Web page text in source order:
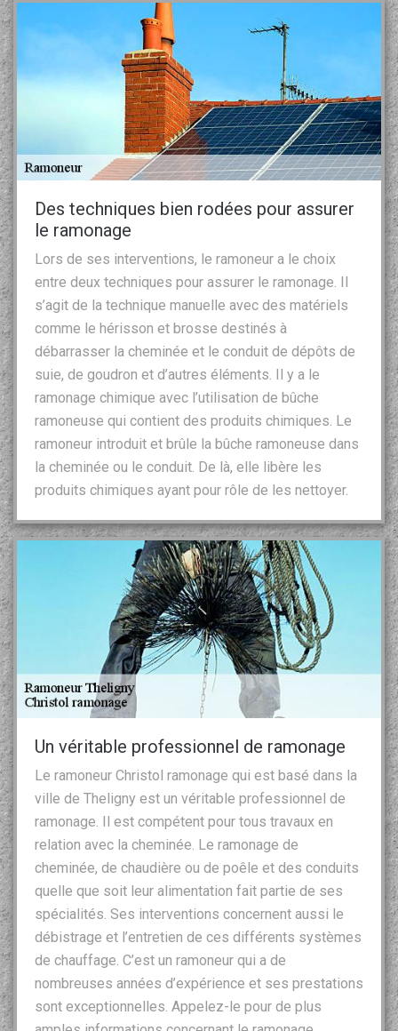
Des techniques bien rodées pour assurer
le ramonage
Lors de ses interventions, le ramoneur a le choix
entre deux techniques pour assurer le ramonage. Il
s’agit de la technique manuelle avec des matériels
comme le hérisson et brosse destinés à
débarrasser la cheminée et le conduit de dépôts de
suie, de goudron et d’autres éléments. Il y a le
ramonage chimique avec l’utilisation de bûche
ramoneuse qui contient des produits chimiques. Le
ramoneur introduit et brûle la bûche ramoneuse dans
la cheminée ou le conduit. De là, elle libère les
produits chimiques ayant pour rôle de les nettoyer.
Un véritable professionnel de ramonage
Le ramoneur Christol ramonage qui est basé dans la
ville de Theligny est un véritable professionnel de
ramonage. Il est compétent pour tous travaux en
relation avec la cheminée. Le ramonage de
cheminée, de chaudière ou de poêle et des conduits
quelle que soit leur alimentation fait partie de ses
spécialités. Ses interventions concernent aussi le
débistrage et l’entretien de ces différents systèmes
de chauffage. C’est un ramoneur qui a de
nombreuses années d’expérience et ses prestations
sont exceptionnelles. Appelez-le pour de plus